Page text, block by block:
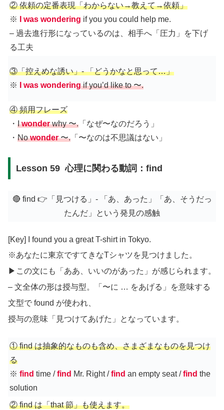
② 依頼の定番表現「わからない→教えて→依頼」
※
I was wondering if you you could help me.
– 過去進行形になっているのは、相手へ「圧力」を下げ
る工夫
③「控えめな誘い」- 「どうかなと思って…」
※
I was wonderingif you’d like to 〜.
④ 頻用フレーズ
・ Iwonderwhy 〜. 「なぜ〜なのだろう」
・ Nowonder〜. 「〜なのは不思議はない」
Lesson 59 心理に関わる動詞：find
🔴 find 👉「見つける」- 「あ、あった」「あ、そうだっ
たんだ」という発見の感触
[Key] I found you a great T-shirt in Tokyo.
※あなたに東京ですてきなTシャツを見つけました。
▶︎この文にも「ああ、いいのがあった」が感じられます。
– 文全体の形は授与型。「〜に … をあげる」を意味する
文型で found が使われ、
授与の意味「見つけてあげた」となっています。
① find は抽象的なものも含め、さまざまなものを見つけ
る
※ find time /find Mr. Right /find an empty seat /find the
solution
② find は「that 節」も使えます。